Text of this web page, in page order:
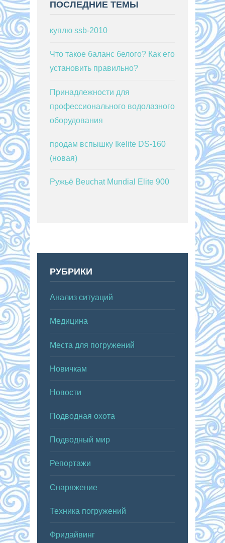
ПОСЛЕДНИЕ ТЕМЫ
куплю ssb-2010
Что такое баланс белого? Как его
установить правильно?
Принадлежности для
профессионального водолазного
оборудования
продам вспышку Ikelite DS-160
(новая)
Ружьё Beuchat Mundial Elite 900
РУБРИКИ
Анализ ситуаций
Медицина
Места для погружений
Новичкам
Новости
Подводная охота
Подводный мир
Репортажи
Снаряжение
Техника погружений
Фридайвинг